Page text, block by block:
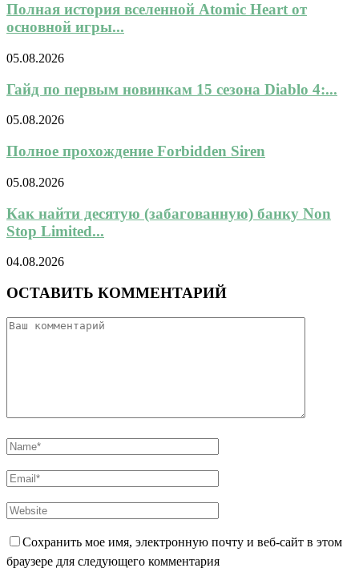
Полная история вселенной Atomic Heart от
основной игры...
05.08.2026
Гайд по первым новинкам 15 сезона Diablo 4:...
05.08.2026
Полное прохождение Forbidden Siren
05.08.2026
Как найти десятую (забагованную) банку Non
Stop Limited...
04.08.2026
ОСТАВИТЬ КОММЕНТАРИЙ
Сохранить мое имя, электронную почту и веб-сайт в этом
браузере для следующего комментария